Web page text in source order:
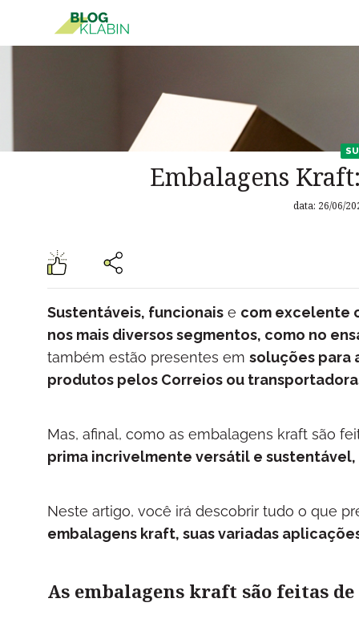
Pular para o Conteúdo principal
Embalagens
data: 26/06/
Sustentáveis, funcionaise com excelente
nos mais diversos segmentos, como no
também estão presentes em soluções para
produtos pelos Correios ou
Mas, afinal, como as embalagens kraft são
prima incrivelmente versátil e sustentável,
Neste artigo, você irá descobrir tudo o que
embalagens kraft, suas variadas
As embalagens kraft são feitas